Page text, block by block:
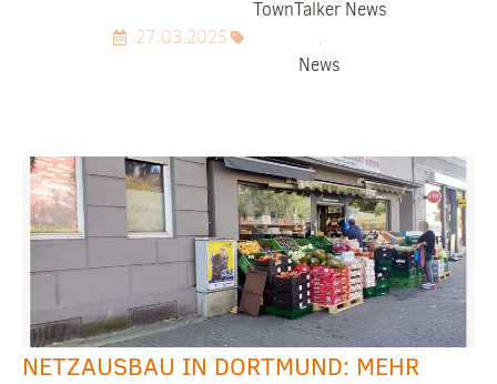
27.03.2025
TownTalker News
,
News
NETZAUSBAU IN DORTMUND: MEHR